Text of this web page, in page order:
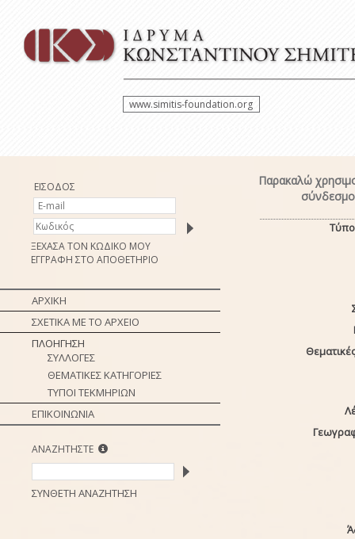
www.simitis-foundation.org
ΕΙΣΟΔΟΣ
ΞΕΧΑΣΑ ΤΟΝ ΚΩΔΙΚΟ ΜΟΥ
ΕΓΓΡΑΦΗ ΣΤΟ ΑΠΟΘΕΤΗΡΙΟ
ΑΡΧΙΚΗ
ΣΧΕΤΙΚΑ ΜΕ ΤΟ ΑΡΧΕΙΟ
ΠΛΟΗΓΗΣΗ
ΣΥΛΛΟΓΕΣ
ΘΕΜΑΤΙΚΕΣ ΚΑΤΗΓΟΡΙΕΣ
ΤΥΠΟΙ ΤΕΚΜΗΡΙΩΝ
ΕΠΙΚΟΙΝΩΝΙΑ
ΑΝΑΖΗΤΗΣΤΕ
ΣΥΝΘΕΤΗ ΑΝΑΖΗΤΗΣΗ
Παρακαλώ